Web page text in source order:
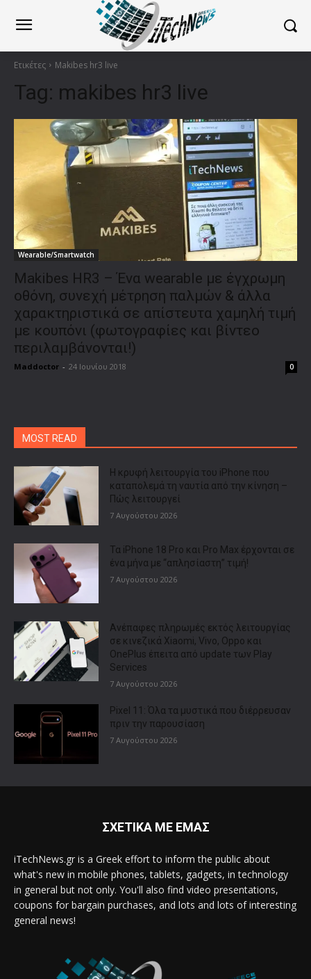
Ετικέτες Makibes hr3 live
Tag: makibes hr3 live
Wearable/Smartwatch
Makibes HR3 – Ένα wearable με έγχρωμη
οθόνη, συνεχή μέτρηση παλμών & άλλα
χαρακτηριστικά σε απίστευτα χαμηλή τιμή
με κουπόνι (φωτογραφίες και βίντεο
περιλαμβάνονται!)
Maddoctor - 24 Ιουνίου 2018 0
MOST READ
Η κρυφή λειτουργία του iPhone που
καταπολεμά τη ναυτία από την κίνηση –
Πώς λειτουργεί
7 Αυγούστου 2026
Τα iPhone 18 Pro και Pro Max έρχονται σε
ένα μήνα με “απλησίαστη” τιμή!
7 Αυγούστου 2026
Ανέπαφες πληρωμές εκτός λειτουργίας
σε κινεζικά Xiaomi, Vivo, Oppo και
OnePlus έπειτα από update των Play
Services
7 Αυγούστου 2026
Pixel 11: Όλα τα μυστικά που διέρρευσαν
πριν την παρουσίαση
7 Αυγούστου 2026
ΣΧΕΤΙΚΑ ΜΕ ΕΜΑΣ
iTechNews.gr is a Greek effort to inform the public about
what's new in mobile phones, tablets, gadgets, in technology
in general but not only. You'll also find video presentations,
coupons for bargain purchases, and lots and lots of interesting
general news!